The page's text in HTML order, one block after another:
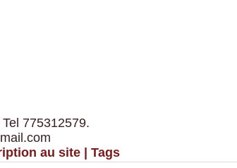
775312579.
au site Tags